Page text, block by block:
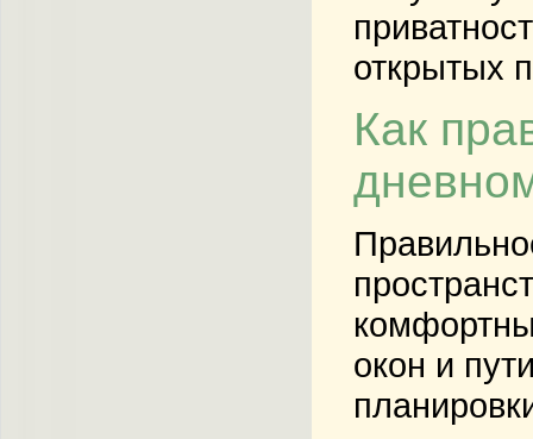
открытых
Как
окон и